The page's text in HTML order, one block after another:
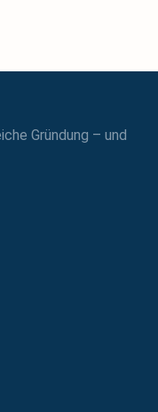
Gründung – und